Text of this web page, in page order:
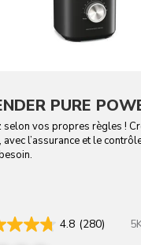
PURE
selon vos propres règles !
avec l’assurance et le
4.8 (280)